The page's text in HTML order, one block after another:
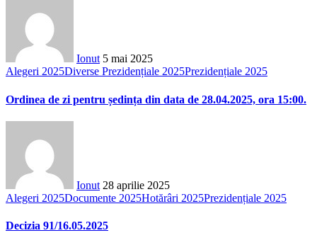
Ionut 5 mai 2025
Alegeri 2025Diverse Prezidențiale 2025Prezidențiale 2025
Ordinea de zi pentru ședința din data de 28.04.2025, ora 15:00.
Ionut 28 aprilie 2025
Alegeri 2025Documente 2025Hotărâri 2025Prezidențiale 2025
Decizia 91/16.05.2025